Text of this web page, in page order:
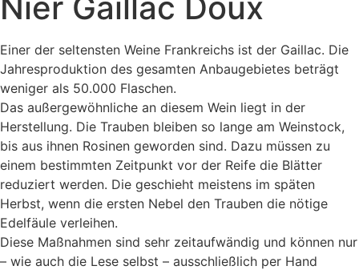
Einer der seltensten Weine Frankreichs ist der Gaillac. Die
Jahresproduktion des gesamten Anbaugebietes beträgt
weniger als 50.000 Flaschen.
Das außergewöhnliche an diesem Wein liegt in der
Herstellung. Die Trauben bleiben so lange am Weinstock,
bis aus ihnen Rosinen geworden sind. Dazu müssen zu
einem bestimmten Zeitpunkt vor der Reife die Blätter
reduziert werden. Die geschieht meistens im späten
Herbst, wenn die ersten Nebel den Trauben die nötige
Edelfäule verleihen.
Diese Maßnahmen sind sehr zeitaufwändig und können nur
– wie auch die Lese selbst – ausschließlich per Hand